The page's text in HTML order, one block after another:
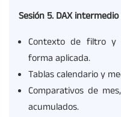
Sesión5. DAX
Contexto de filtro y
forma aplicada.
Tablas calendario y
Comparativos de
acumulados.